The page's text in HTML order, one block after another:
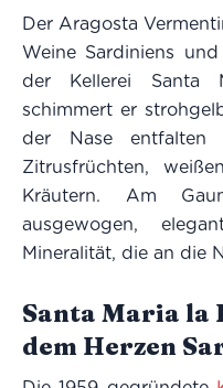
Der Aragosta
Weine Sardiniens
der Kellerei Santa
schimmert er
der Nase entfalten
Zitrusfrüchten,
Kräutern. Am
ausgewogen,
Mineralität, die an die
Santa Maria la
dem Herzen